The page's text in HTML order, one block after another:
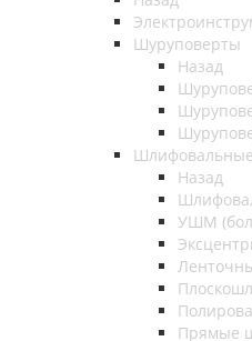
Шуруповерты
Назад
Назад
УШМ
Прямые